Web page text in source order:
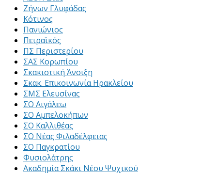
Ζήνων Γλυφάδας
Κότινος
Πανιώνιος
Πειραϊκός
ΠΣ Περιστερίου
ΣΑΣ Κορωπίου
Σκακιστική Άνοιξη
Σκακ. Επικοινωνία Ηρακλείου
ΣΜΣ Ελευσίνας
ΣΟ Αιγάλεω
ΣΟ Αμπελοκήπων
ΣΟ Καλλιθέας
ΣΟ Νέας Φιλαδέλφειας
ΣΟ Παγκρατίου
Φυσιολάτρης
Ακαδημία Σκάκι Νέου Ψυχικού